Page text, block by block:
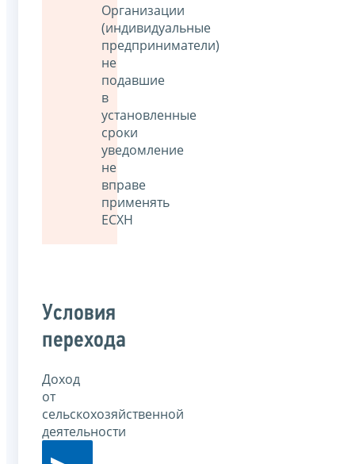
Организации
(индивидуальные
предприниматели)
не
подавшие
в
установленные
сроки
уведомление
не
вправе
применять
ЕСХН
Условия
перехода
Доход
от
сельскохозяйственной
деятельности